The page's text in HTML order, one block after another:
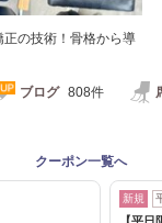
正の技術！骨格から導
ブログ 808件
クーポン一覧へ
新規
【平